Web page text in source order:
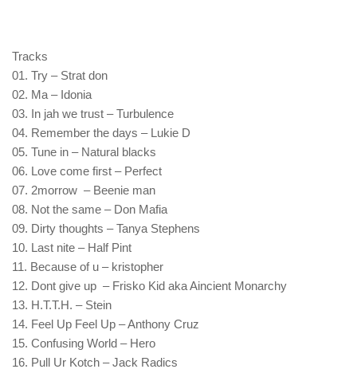
Tracks
01. Try – Strat don
02. Ma – Idonia
03. In jah we trust – Turbulence
04. Remember the days – Lukie D
05. Tune in – Natural blacks
06. Love come first – Perfect
07. 2morrow – Beenie man
08. Not the same – Don Mafia
09. Dirty thoughts – Tanya Stephens
10. Last nite – Half Pint
11. Because of u – kristopher
12. Dont give up – Frisko Kid aka Aincient Monarchy
13. H.T.T.H. – Stein
14. Feel Up Feel Up – Anthony Cruz
15. Confusing World – Hero
16. Pull Ur Kotch – Jack Radics